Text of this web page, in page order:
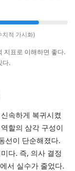
치적 가시화)
지표로 이해하면 좋다.
다.
속하게 복귀시켰
할의 삼각 구성이
선이 단순해졌다.
다. 즉, 의사 결정
서 실수가 줄었다.